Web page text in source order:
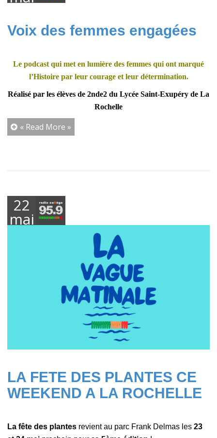
Voix des femmes engagées
Le podcast qui met en lumière des femmes qui ont marqué
l’Histoire par leur courage et leur détermination.
Réalisé par les élèves de 2nde2 du Lycée Saint-Exupéry de La
Rochelle
« Read More »
22
mai
LA FETE DES PLANTES CE
WEEKEND A LA ROCHELLE
La fête des plantes revient au parc Frank Delmas les 23